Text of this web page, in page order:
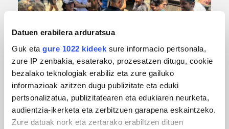
Datuen erabilera arduratsua
Guk eta gure 1022 kideek sure informacio pertsonala,
zure IP zenbakia, esaterako, prozesatzen ditugu, cookie
bezalako teknologiak erabiliz eta zure gailuko
informazioak azitzen dugu publizitate eta eduki
pertsonalizatua, publizitatearen eta edukiaren neurketa,
audientzia-ikerketa eta zerbitzuen garapena eskaintzeko.
Zure datuak nork eta zertarako erabiltzen dituen
URBIAKO FESTA
Urbiako zelaiak erromeria leku